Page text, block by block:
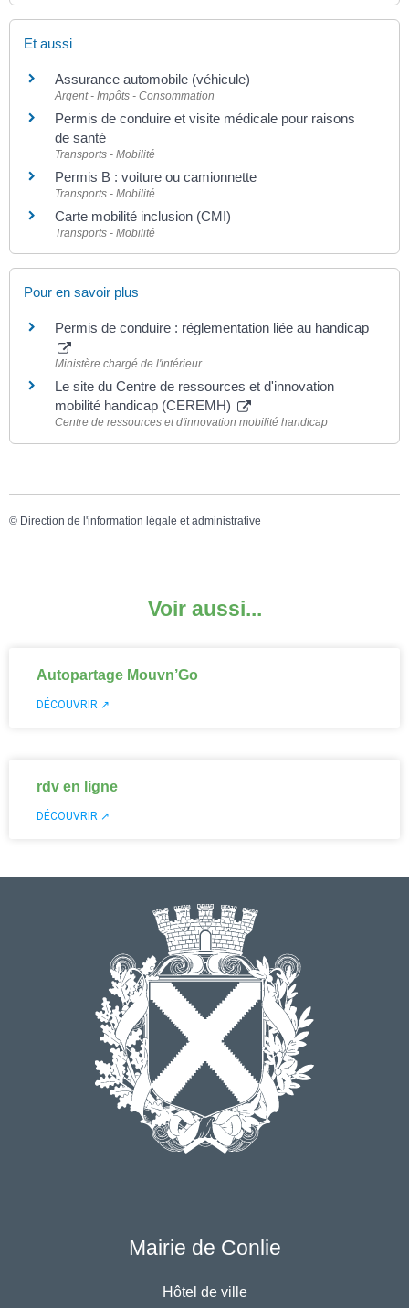
Et aussi
Assurance automobile (véhicule)
Argent - Impôts - Consommation
Permis de conduire et visite médicale pour raisons
de santé
Transports - Mobilité
Permis B : voiture ou camionnette
Transports - Mobilité
Carte mobilité inclusion (CMI)
Transports - Mobilité
Pour en savoir plus
Permis de conduire : réglementation liée au handicap
Ministère chargé de l'intérieur
Le site du Centre de ressources et d'innovation
mobilité handicap (CEREMH)
Centre de ressources et d'innovation mobilité handicap
© Direction de l'information légale et administrative
Voir aussi...
Autopartage Mouvn’Go
DÉCOUVRIR ↗
rdv en ligne
DÉCOUVRIR ↗
Mairie de Conlie
Hôtel de ville